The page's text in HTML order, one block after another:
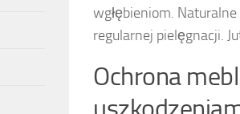
wgłębieniom.
regularnej pielęgnacji.
Ochrona